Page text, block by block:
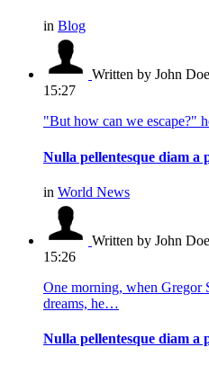
in Blog
Written by John Doe
15:27
"But how can we escape?"
Nulla pellentesque diam a
in World News
Written by John Doe
15:26
One morning, when Gregor
dreams, he…
Nulla pellentesque diam a